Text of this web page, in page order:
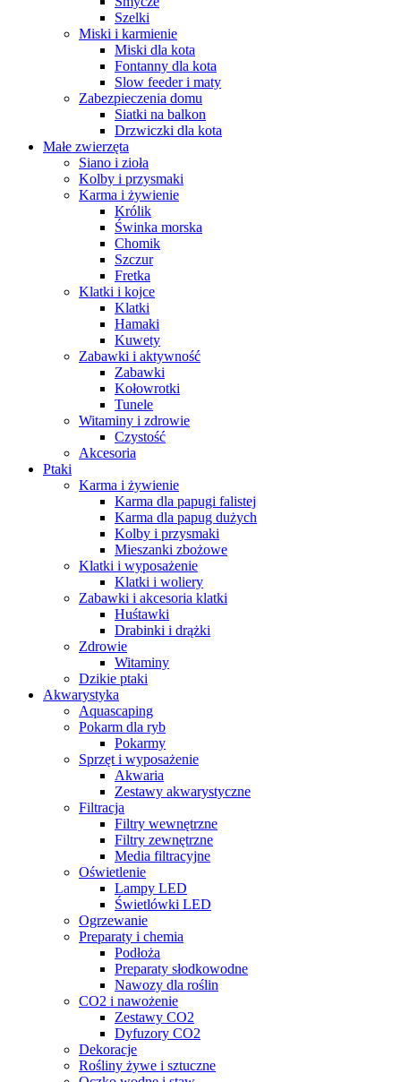
Szelki
Miski i karmienie
Miski dla kota
Fontanny dla kota
Slow feeder i maty
Zabezpieczenia domu
Siatki na balkon
Drzwiczki dla kota
Małe zwierzęta
Siano i zioła
Kolby i przysmaki
Karma i żywienie
Królik
Świnka morska
Chomik
Szczur
Fretka
Klatki i kojce
Klatki
Hamaki
Kuwety
Zabawki i aktywność
Zabawki
Kołowrotki
Tunele
Witaminy i zdrowie
Czystość
Akcesoria
Ptaki
Karma i żywienie
Karma dla papugi falistej
Karma dla papug dużych
Kolby i przysmaki
Mieszanki zbożowe
Klatki i wyposażenie
Klatki i woliery
Zabawki i akcesoria klatki
Huśtawki
Drabinki i drążki
Zdrowie
Witaminy
Dzikie ptaki
Akwarystyka
Aquascaping
Pokarm dla ryb
Pokarmy
Sprzęt i wyposażenie
Akwaria
Zestawy akwarystyczne
Filtracja
Filtry wewnętrzne
Filtry zewnętrzne
Media filtracyjne
Oświetlenie
Lampy LED
Świetlówki LED
Ogrzewanie
Preparaty i chemia
Podłoża
Preparaty słodkowodne
Nawozy dla roślin
CO2 i nawożenie
Zestawy CO2
Dyfuzory CO2
Dekoracje
Rośliny żywe i sztuczne